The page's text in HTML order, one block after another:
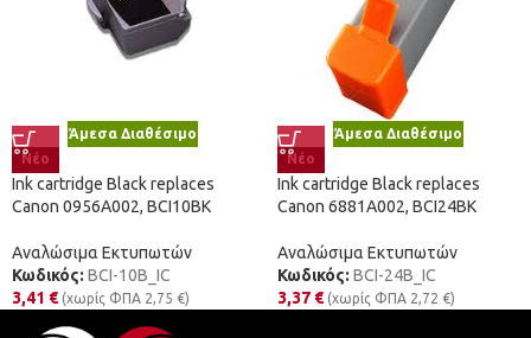
Άμεσα Διαθέσιμο
Νέο
Ink cartridge Black replaces
Canon 0956A002, BCI10BK
Αναλώσιμα Εκτυπωτών
Κωδικός: BCI-10B_IC
3,41 € (χωρίς ΦΠΑ 2,75 €)
Άμεσα Διαθέσιμο
Νέο
Ink cartridge Black replaces
Canon 6881A002, BCI24BK
Αναλώσιμα Εκτυπωτών
Κωδικός: BCI-24B_IC
3,37 € (χωρίς ΦΠΑ 2,72 €)